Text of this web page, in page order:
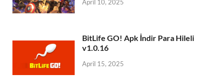
April 10, 2025
BitLife GO! Apk İndir Para Hileli
v1.0.16
April 15, 2025